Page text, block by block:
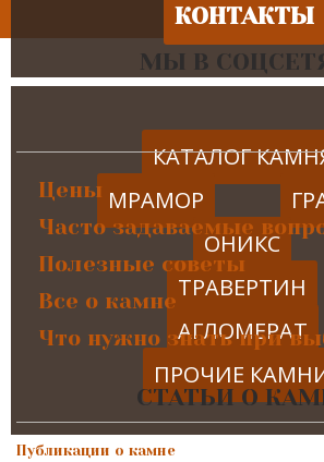
КОНТАКТЫ
КАТАЛОГ
МРАМОР
ОНИКС
ТРАВЕРТИН
АГЛОМЕРАТ
ПРОЧИЕ
МЫ В
Цены
Часто задаваемые
Полезные советы
Все о камне
Что нужно знать при
СТАТЬИ О
Публикации о камне